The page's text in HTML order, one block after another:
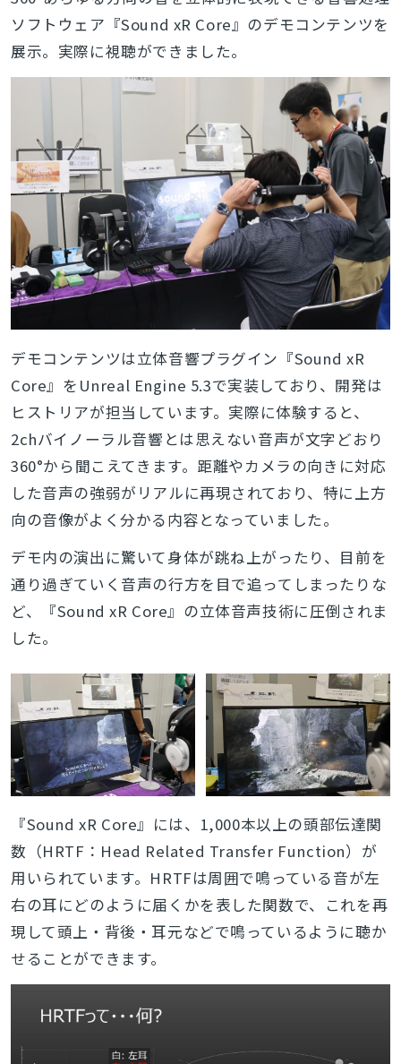
ソフトウェア『Sound xR Core』のデモコンテンツを
展示。実際に視聴ができました。
デモコンテンツは立体音響プラグイン『Sound xR
Core』をUnreal Engine 5.3で実装しており、開発は
ヒストリアが担当しています。 実際に体験すると、
2chバイノーラル音響とは思えない音声が文字どおり
360°から聞こえてきます。距離やカメラの向きに対応
した音声の強弱がリアルに再現されており、特に上方
向の音像がよく分かる内容となっていました。
デモ内の演出に驚いて身体が跳ね上がったり、目前を
通り過ぎていく音声の行方を目で追ってしまったりな
ど、『Sound xR Core』の立体音声技術に圧倒されま
した。
『Sound xR Core』には、1,000本以上の頭部伝達関
数（HRTF：Head Related Transfer Function）が
用いられています。HRTFは周囲で鳴っている音が左
右の耳にどのように届くかを表した関数で、これを再
現して頭上・背後・耳元などで鳴っているように聴か
せることができます。